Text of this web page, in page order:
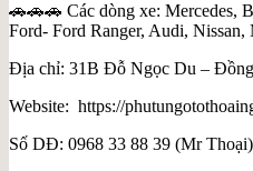
🚗🚗🚗 Các dòng xe: Mercedes,
Ford- Ford Ranger, Audi,
Địa chỉ: 31B Đỗ Ngọc Du –
Website: https://
Số DĐ: 0968 33 88 39 (Mr Thoại)